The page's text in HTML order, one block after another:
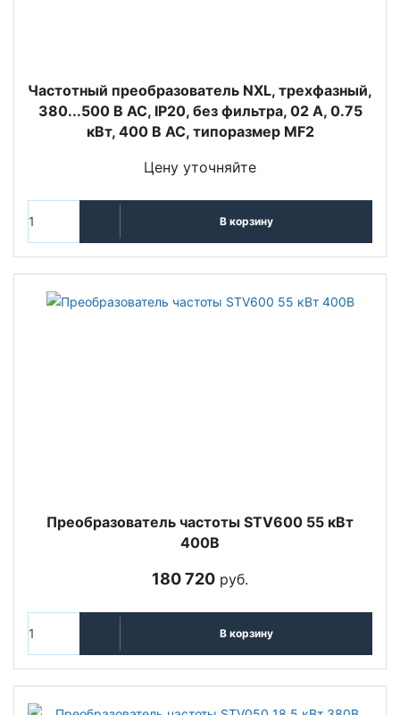
Частотный преобразователь NXL, трехфазный,
380...500 В АС, IP20, без фильтра, 02 A, 0.75
кВт, 400 В AC, типоразмер MF2
Цену уточняйте
В корзину
Преобразователь частоты STV600 55 кВт
400В
180 720 руб.
В корзину